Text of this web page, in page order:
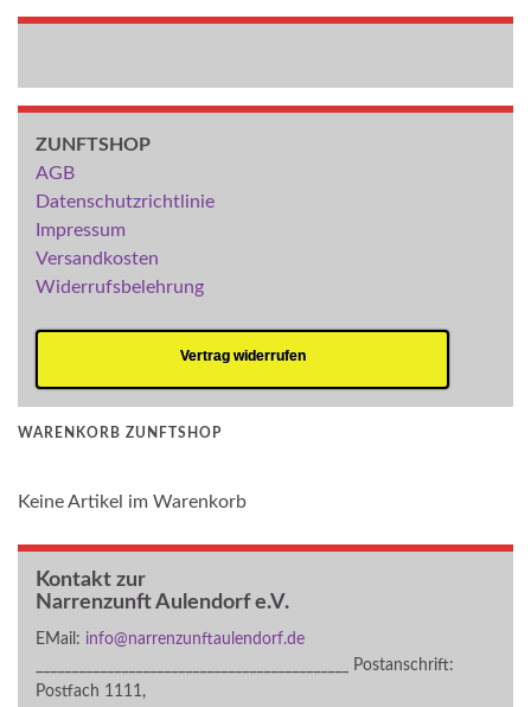
ZUNFTSHOP
AGB
Datenschutzrichtlinie
Impressum
Versandkosten
Widerrufsbelehrung
Vertrag widerrufen
WARENKORB ZUNFTSHOP
Keine Artikel im Warenkorb
Kontakt zur
Narrenzunft Aulendorf e.V.
EMail: info@narrenzunftaulendorf.de
____________________________________________ Postanschrift:
Postfach 1111,